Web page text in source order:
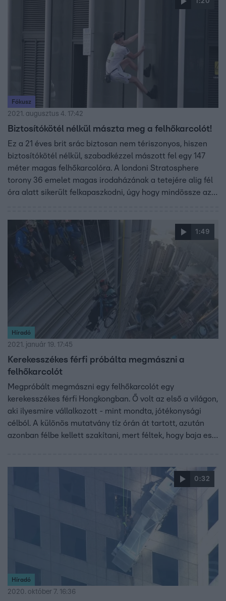
Fókusz
2021. augusztus 4. 17:42
Biztosítókötél nélkül mászta meg a felhőkarcolót!
Ez a 21 éves brit srác biztosan nem tériszonyos, hiszen
biztosítókötél nélkül, szabadkézzel mászott fel egy 147
méter magas felhőkarcolóra. A londoni Stratosphere
torony 36 emelet magas irodaházának a tetejére alig fél
óra alatt sikerült felkapaszkodni, úgy hogy mindössze az
1:49
Híradó
2021. január 19. 17:45
Kerekesszékes férfi próbálta megmászni a
felhőkarcolót
Megpróbált megmászni egy felhőkarcolót egy
kerekesszékes férfi Hongkongban. Ő volt az első a világon,
aki ilyesmire vállalkozott - mint mondta, jótékonysági
célból. A különös mutatvány tíz órán át tartott, azután
azonban félbe kellett szakítani, mert féltek, hogy baja esik
kényszerült kerekesszékbe, szenvedélyét azonban
0:32
Híradó
2020. október 7. 16:36